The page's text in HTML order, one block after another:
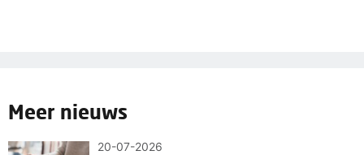
Meer nieuws
20-07-2026